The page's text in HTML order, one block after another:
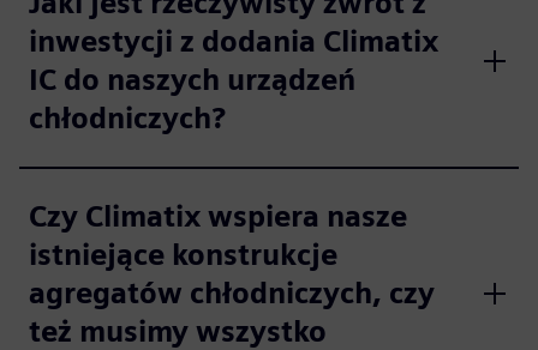
inwestycji z dodania Climatix
IC do naszych urządzeń
chłodniczych?
Czy Climatix wspiera nasze
istniejące konstrukcje
agregatów chłodniczych, czy
też musimy wszystko